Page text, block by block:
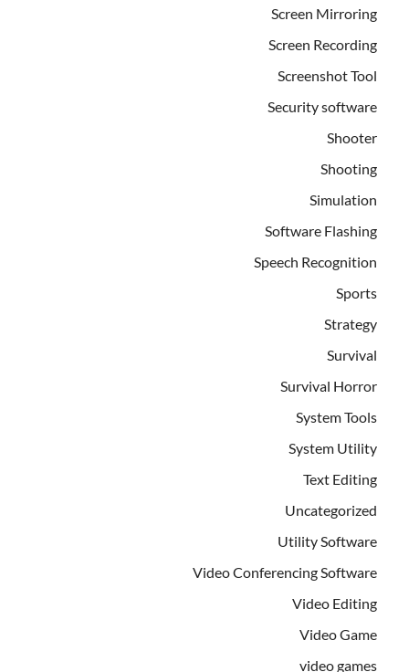
Screen Mirroring
Screen Recording
Screenshot Tool
Security software
Shooter
Shooting
Simulation
Software Flashing
Speech Recognition
Sports
Strategy
Survival
Survival Horror
System Tools
System Utility
Text Editing
Uncategorized
Utility Software
Video Conferencing Software
Video Editing
Video Game
video games